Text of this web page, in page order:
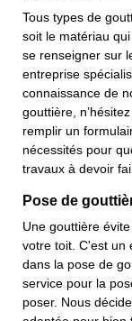
Tous types de
soit le matériau
se renseigner sur
entreprise
connaissance de
gouttière,
remplir un
nécessités pour
travaux à devoir
Pose de
Une gouttière
votre toit. C'est un
dans la pose de
service pour la
poser. Nous